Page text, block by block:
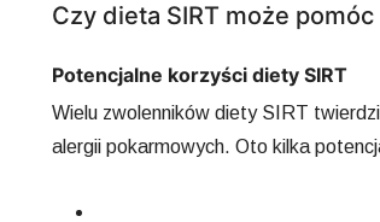
Czy dieta SIRT może
Potencjalne korzyści diety SIRT
Wielu zwolenników diety SIRT
alergii pokarmowych. Oto kilka